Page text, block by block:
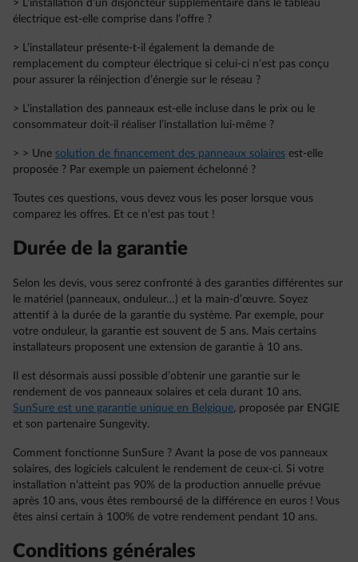
> L’installation d’un disjoncteur supplémentaire dans le tableau
électrique est-elle comprise dans l’offre ?
> L’installateur présente-t-il également la demande de
remplacement du compteur électrique si celui-ci n’est pas conçu
pour assurer la réinjection d’énergie sur le réseau ?
> L’installation des panneaux est-elle incluse dans le prix ou le
consommateur doit-il réaliser l’installation lui-même ?
> > Une solution de financement des panneaux solaires est-elle
proposée ? Par exemple un paiement échelonné ?
Toutes ces questions, vous devez vous les poser lorsque vous
comparez les offres. Et ce n’est pas tout !
Durée de la garantie
Selon les devis, vous serez confronté à des garanties différentes sur
le matériel (panneaux, onduleur…) et la main-d’œuvre. Soyez
attentif à la durée de la garantie du système. Par exemple, pour
votre onduleur, la garantie est souvent de 5 ans. Mais certains
installateurs proposent une extension de garantie à 10 ans.
Il est désormais aussi possible d’obtenir une garantie sur le
rendement de vos panneaux solaires et cela durant 10 ans.
SunSure est une garantie unique en Belgique, proposée par ENGIE
et son partenaire Sungevity.
Comment fonctionne SunSure ? Avant la pose de vos panneaux
solaires, des logiciels calculent le rendement de ceux-ci. Si votre
installation n’atteint pas 90% de la production annuelle prévue
après 10 ans, vous êtes remboursé de la différence en euros ! Vous
êtes ainsi certain à 100% de votre rendement pendant 10 ans.
Conditions générales